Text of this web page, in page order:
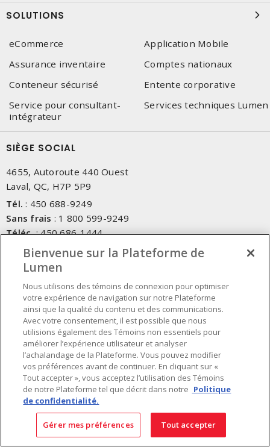
SOLUTIONS
eCommerce
Application Mobile
Assurance inventaire
Comptes nationaux
Conteneur sécurisé
Entente corporative
Service pour consultant-
intégrateur
Services techniques Lumen
SIÈGE SOCIAL
4655, Autoroute 440 Ouest
Laval, QC, H7P 5P9
Tél. : 450 688-9249
Sans frais : 1 800 599-9249
Téléc.:450 686-1444
Service d'urgence
1 800 363-0303
(Après les heures de
bureau - 17h00 et 7h00, Frais applicables)
Fait au Canada avec des composants canadiens et importés
INSCRIVEZ-VOUS À L'INFOLETTRE
Obtenez des informations à jour sur les offres de Lumen
Bienvenue sur la Plateforme de
Lumen
Nous utilisons des témoins de connexion pour optimiser
votre expérience de navigation sur notre Plateforme
ainsi que la qualité du contenu et des communications.
Avec votre consentement, il est possible que nous
utilisions également des Témoins non essentiels pour
améliorer l’expérience utilisateur et analyser
l’achalandage de la Plateforme. Vous pouvez modifier
vos préférences avant de continuer. En cliquant sur «
Tout accepter », vous acceptez l’utilisation des Témoins
de notre Plateforme tel que décrit dans notre Politique
de confidentialité.
Gérer mes préférences Tout accepter